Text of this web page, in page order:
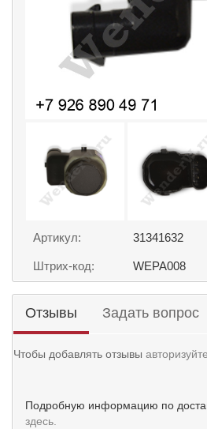
Артикул: 31341632
Штрих-код: WEPA008
Отзывы Задать вопрос
Чтобы добавлять отзывы
Подробную информацию по
здесь.